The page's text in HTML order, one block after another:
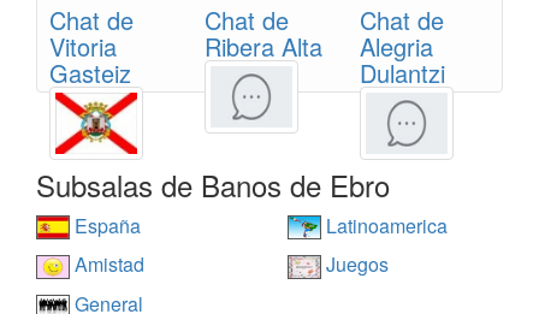
Chat de
Vitoria
Gasteiz
Chat de
Ribera Alta
Chat de
Alegria
Dulantzi
Subsalas de Banos de Ebro
España
Latinoamerica
Amistad
Juegos
General